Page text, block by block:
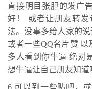
直接明目张胆的发广
好！ 或者让朋友转
法。没事多给人家的
或者一些QQ名片赞
多人看到你牛逼 绝对
想牛逼让自己朋友知道
6.可以到一些贴吧，